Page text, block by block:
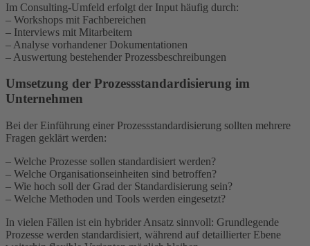
Im Consulting-Umfeld erfolgt der Input häufig durch:
– Workshops mit Fachbereichen
– Interviews mit Mitarbeitern
– Analyse vorhandener Dokumentationen
– Auswertung bestehender Prozessbeschreibungen
Umsetzung der Prozessstandardisierung im
Unternehmen
Bei der Einführung einer Prozessstandardisierung sollten mehrere
Fragen geklärt werden:
– Welche Prozesse sollen standardisiert werden?
– Welche Organisationseinheiten sind betroffen?
– Wie hoch soll der Grad der Standardisierung sein?
– Welche Methoden und Tools werden eingesetzt?
In vielen Fällen ist ein hybrider Ansatz sinnvoll: Grundlegende
Prozesse werden standardisiert, während auf detaillierter Ebene